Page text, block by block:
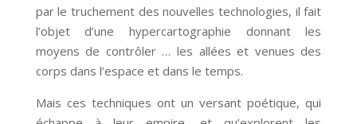
par le truchement des nouvelles technologies, il fait
l’objet d’une hypercartographie donnant les
moyens de contrôler … les allées et venues des
corps dans l’espace et dans le temps.
Mais ces techniques ont un versant poétique, qui